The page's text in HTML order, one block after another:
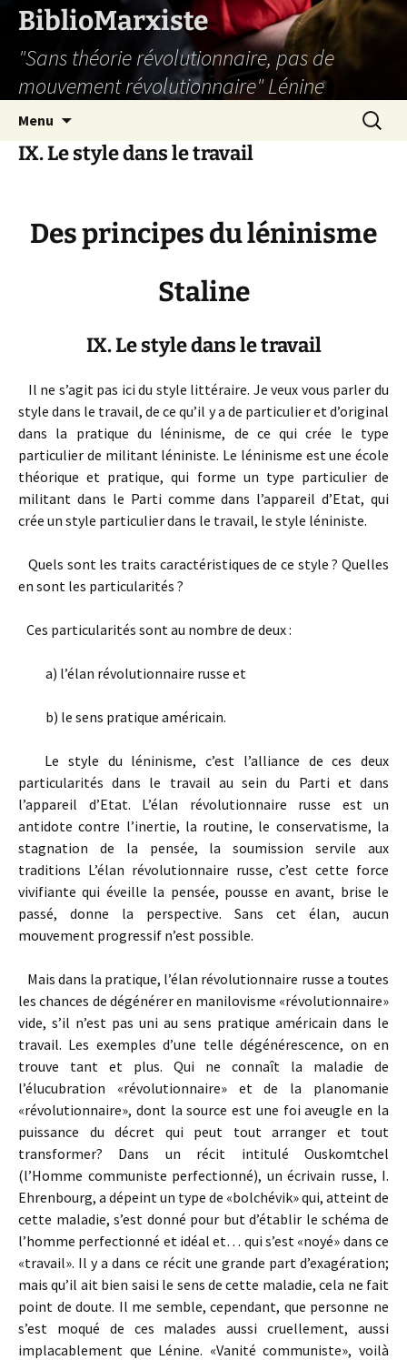
Aller
contenu
BiblioMarxiste
"Sans théorie révolutionnaire, pas de
mouvement révolutionnaire" Lénine
Menu
IX. Le style dans le travail
Des principes du léninisme
Staline
IX. Le style dans le travail
Il ne s’agit pas ici du style littéraire. Je veux vous parler du
style dans le travail, de ce qu’il y a de particulier et d’original
dans la pratique du léninisme, de ce qui crée le type
particulier de militant léniniste. Le léninisme est une école
théorique et pratique, qui forme un type particulier de
militant dans le Parti comme dans l’appareil d’Etat, qui
crée un style particulier dans le travail, le style léniniste.
Quels sont les traits caractéristiques de ce style ? Quelles
en sont les particularités ?
Ces particularités sont au nombre de deux :
a) l’élan révolutionnaire russe et
b) le sens pratique américain.
Le style du léninisme, c’est l’alliance de ces deux
particularités dans le travail au sein du Parti et dans
l’appareil d’Etat. L’élan révolutionnaire russe est un
antidote contre l’inertie, la routine, le conservatisme, la
stagnation de la pensée, la soumission servile aux
traditions L’élan révolutionnaire russe, c’est cette force
vivifiante qui éveille la pensée, pousse en avant, brise le
passé, donne la perspective. Sans cet élan, aucun
mouvement progressif n’est possible.
Mais dans la pratique, l’élan révolutionnaire russe a toutes
les chances de dégénérer en manilovisme «révolutionnaire»
vide, s’il n’est pas uni au sens pratique américain dans le
travail. Les exemples d’une telle dégénérescence, on en
trouve tant et plus. Qui ne connaît la maladie de
l’élucubration «révolutionnaire» et de la planomanie
«révolutionnaire», dont la source est une foi aveugle en la
puissance du décret qui peut tout arranger et tout
transformer? Dans un récit intitulé Ouskomtchel
(l’Homme communiste perfectionné), un écrivain russe, I.
Ehrenbourg, a dépeint un type de «bolchévik» qui, atteint de
cette maladie, s’est donné pour but d’établir le schéma de
l’homme perfectionné et idéal et… qui s’est «noyé» dans ce
«travail». Il y a dans ce récit une grande part d’exagération;
mais qu’il ait bien saisi le sens de cette maladie, cela ne fait
point de doute. Il me semble, cependant, que personne ne
s’est moqué de ces malades aussi cruellement, aussi
implacablement que Lénine. «Vanité communiste», voilà